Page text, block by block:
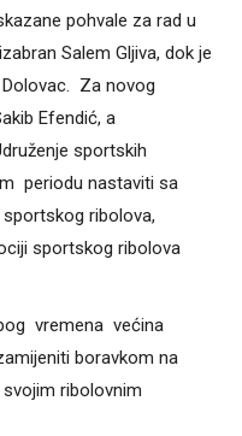
pohvale za rad u
Salem Gljiva, dok je
Za novog
Efendić, a
sportskih
periodu nastaviti sa
ribolova,
sportskog ribolova
vremena većina
boravkom na
ribolovnim